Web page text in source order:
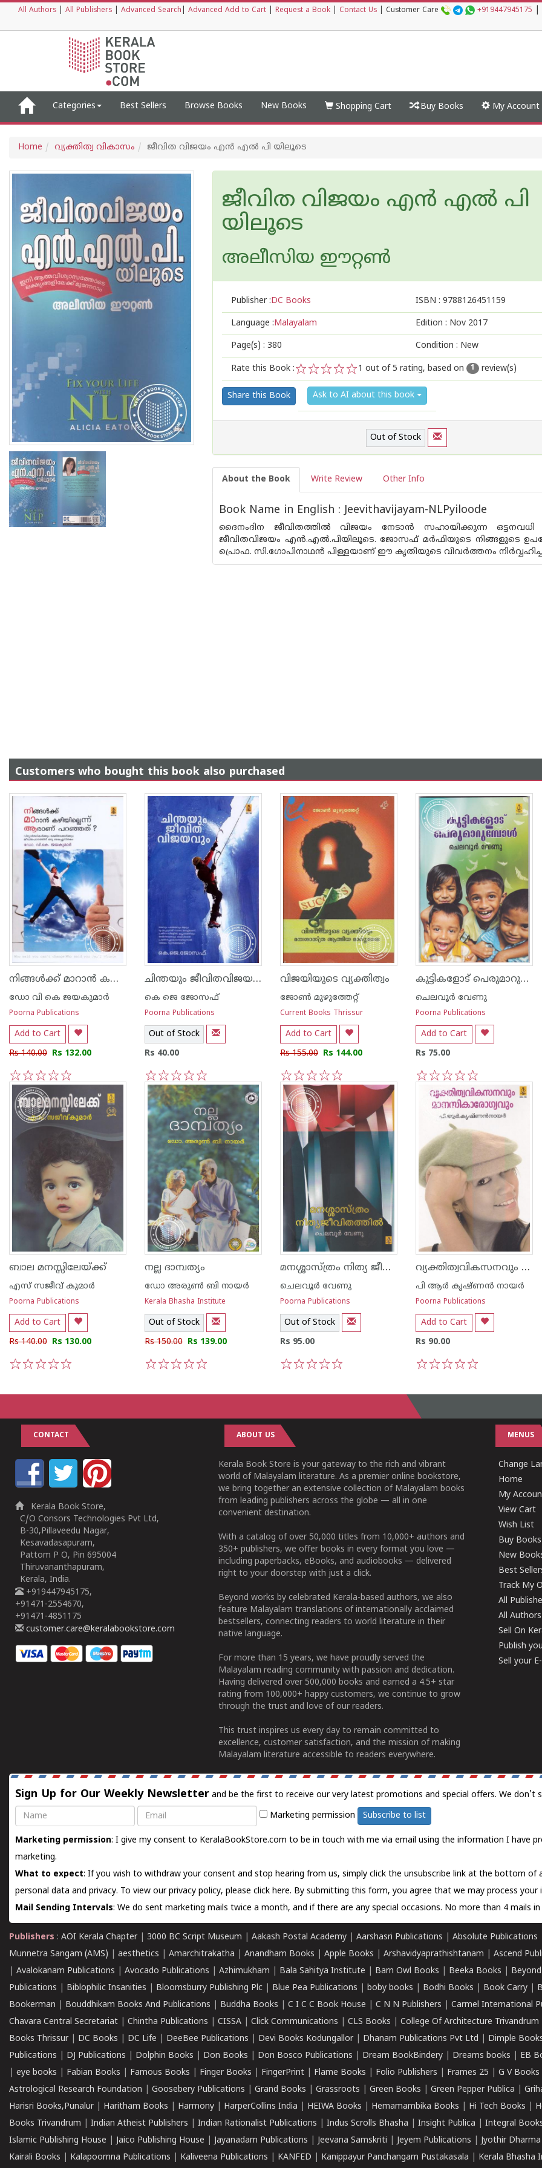
All Authors All Publishers Advanced Search Advanced Add to Cart Request a Book Contact Us Customer Care +919447945175
Categories Best Sellers Browse Books New Books Shopping Cart Buy Books My Account
Home വ്യക്തിത്വ വികാസം ജീവിത വിജയം എന്‍ എല്‍ പി യിലൂടെ
ജീവിത വിജയം എന്‍ എല്‍ പി
യിലൂടെ
അലീസിയ ഈറ്റണ്‍
Publisher :DC Books ISBN : 9788126451159
Language :Malayalam Edition : Nov 2017
Page(s) : 380 Condition : New
Rate this Book :
5
4
3
2
1
1 out of 5 rating, based on 1 review(s)
Share this Book Ask to AI about this book
Out of Stock
About the Book Write Review Other Info
Book Name in English : Jeevithavijayam-NLPyiloode
ദൈനംദിന ജീവിതത്തില്‍ വിജയം നേടാന്‍ സഹായിക്കുന്ന
ജീവിതവിജയം എന്‍.എല്‍.പിയിലൂടെ. ജോസഫ് മര്‍ഫിയുടെ നിങ്ങളുടെ
പ്രൊഫ. സി.ഗോപിനാഥന്‍ പിള്ളയാണ് ഈ കൃതിയുടെ വിവര്‍ത്തനം
Customers who bought this book also purchased
നിങ്ങള്‍ക്ക് മാറാന്‍ കഴിയില്ലെന്ന് ആരാണ് പറഞ്ഞത്
ഡോ വി കെ ജയകുമാര്‍
Poorna Publications
Add to Cart
Rs 140.00 Rs 132.00
5
4
3
2
1
ചിന്തയും ജീവിതവിജയവും
കെ ജെ ജോസഫ്
Poorna Publications
Out of Stock
Rs 40.00
5
4
3
2
1
വിജയിയുടെ വ്യക്തിത്വം
ജോണ്‍ മുഴുത്തേറ്റ്
Current Books Thrissur
Add to Cart
Rs 155.00 Rs 144.00
5
4
3
2
1
കുട്ടികളോട് പെരുമാറുമ്പോള്‍
ചെലവൂര്‍ വേണു
Poorna Publications
Add to Cart
Rs 75.00
5
4
3
2
ബാല മനസ്സിലേയ്ക്ക്
എസ് സജീവ് കുമാര്‍
Poorna Publications
Add to Cart
Rs 140.00 Rs 130.00
നല്ല ദാമ്പത്യം
ഡോ അരുണ്‍ ബി നായര്‍
Kerala Bhasha Institute
Out of Stock
Rs 150.00 Rs 139.00
മനശ്ശാസ്ത്രം നിത്യ ജീവിതത്തില്‍
ചെലവൂര്‍ വേണു
Poorna Publications
Out of Stock
Rs 95.00
വ്യക്തിത്വവികസനവും മാനസികാരോഗ്യവും
പി ആര്‍ കൃഷ്ണന്‍ നായര്‍
Poorna Publications
Add to Cart
Rs 90.00
CONTACT
Kerala Book Store,
C/O Consors Technologies Pvt Ltd,
B-30,Pillaveedu Nagar,
Kesavadasapuram,
Pattom P O, Pin 695004
Thiruvananthapuram,
Kerala, India.
+919447945175,
+91471-2554670,
+91471-4851175
customer.care@keralabookstore.com
ABOUT US
Kerala Book Store is your gateway to the rich and vibrant
world of Malayalam literature. As a premier online bookstore,
we bring together an extensive collection of Malayalam books
from leading publishers across the globe — all in one
convenient destination.
With a catalog of over 50,000 titles from 10,000+ authors and
350+ publishers, we offer books in every format you love —
including paperbacks, eBooks, and audiobooks — delivered
right to your doorstep with just a click.
Beyond works by celebrated Kerala-based authors, we also
feature Malayalam translations of internationally acclaimed
bestsellers, connecting readers to world literature in their
native language.
For more than 15 years, we have proudly served the
Malayalam reading community with passion and dedication.
Having delivered over 500,000 books and earned a 4.5+ star
rating from 100,000+ happy customers, we continue to grow
through the trust and love of our readers.
This trust inspires us every day to remain committed to
excellence, customer satisfaction, and the mission of making
Malayalam literature accessible to readers everywhere.
MENUS
Change
Home
My
View Cart
Wish List
Buy Books
New
Best
Track My
All
All Authors
Sell On
Publish
Sell your
Sign Up for Our Weekly Newsletter and be the first to receive our very latest promotions and special offers. We don't
Name
Email Marketing permission Subscribe to list
Marketing permission: I give my consent to KeralaBookStore.com to be in touch with me via email using the information I have
marketing.
What to expect: If you wish to withdraw your consent and stop hearing from us, simply click the unsubscribe link at the bottom of
personal data and privacy. To view our privacy policy, please click here. By submitting this form, you agree that we may process
Mail Sending Intervals: We do sent marketing mails twice a month, and if there are any special occasions. No more than 4 mails
Publishers : AOI Kerala Chapter| 3000 BC Script Museum Aakash Postal Academy Aarshasri Publications Absolute Publications
Munnetra Sangam (AMS)
aesthetics Amarchitrakatha Anandham Books Apple Books Arshavidyaprathishtanam
Ascend
Avalokanam Publications Avocado Publications Azhimukham Bala Sahitya Institute Barn Owl Books Beeka Books
Publications
Biblophilic Insanities Bloomsburry Publishing Plc Blue Pea Publications boby books Bodhi Books Book Carry
Bookerman
Bouddhikam Books And Publications Buddha Books C I C C Book House C N N Publishers
Carmel International
Chavara Central Secretariat
Chintha Publications CISSA Click Communications CLS Books College Of Architecture Trivandrum
Books Thrissur| DC Books DC Life DeeBee Publications Devi Books Kodungallor| Dhanam Publications Pvt Ltd
Dimple
Publications
DJ Publications Dolphin Books Don Books Don Bosco Publications Dream BookBindery Dreams books
EB
eye books Fabian Books Famous Books Finger Books FingerPrint Flame Books Folio Publishers Frames 25 G V Books
Astrological Research Foundation
Goosebery Publications Grand Books Grassroots Green Books Green Pepper Publica
Harisri Books,Punalur| Haritham Books Harmony HarperCollins India HEIWA Books Hemamambika Books Hi Tech Books
Books Trivandrum
Indian Atheist Publishers Indian Rationalist Publications Indus Scrolls Bhasha Insight Publica
Integral
Islamic Publishing House
Jaico Publishing House Jayanadam Publications Jeevana Samskriti Jeyem Publications
Jyothir
Kairali Books
Kalapoornna Publications Kaliveena Publications KANFED Kanippayur Panchangam Pustakasala Kerala Bhasha